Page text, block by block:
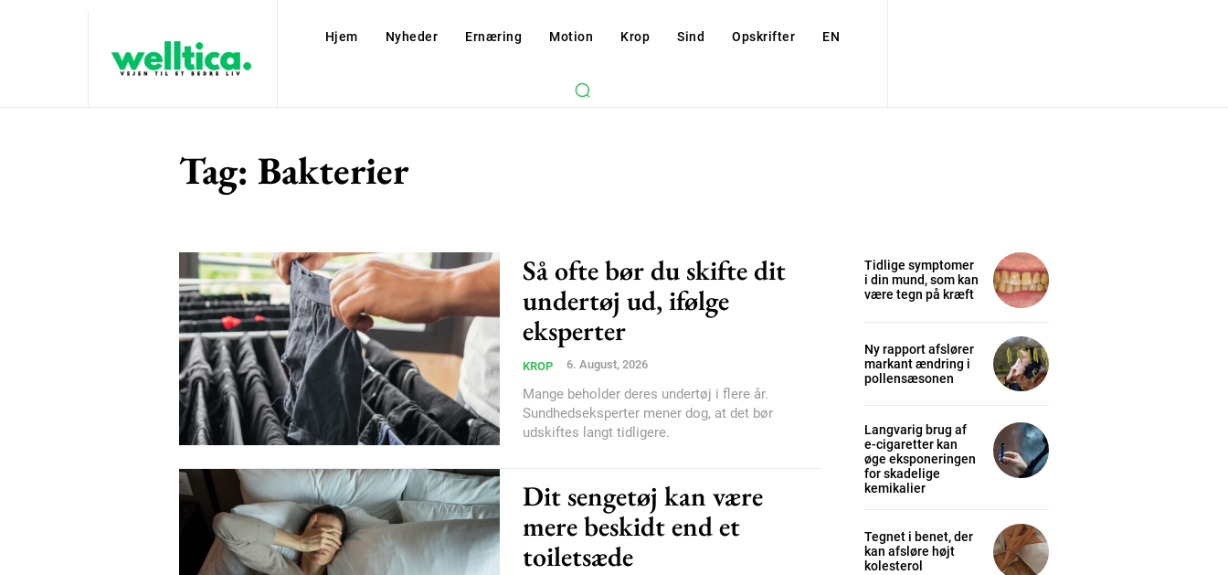
Hjem Nyheder Ernæring Motion Krop Sind Opskrifter EN
Tag: Bakterier
Så ofte bør du skifte dit
undertøj ud, ifølge
eksperter
KROP 6. August, 2026
Mange beholder deres undertøj i flere år.
Sundhedseksperter mener dog, at det bør
udskiftes langt tidligere.
Dit sengetøj kan være
mere beskidt end et
toiletsæde
Tidlige symptomer
i din mund, som kan
være tegn på kræft
Ny rapport afslører
markant ændring i
pollensæsonen
Langvarig brug af
e-cigaretter kan
øge eksponeringen
for skadelige
kemikalier
Tegnet i benet, der
kan afsløre højt
kolesterol